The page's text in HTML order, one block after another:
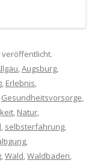
veröffentlicht.
,Augsburg,
, Erlebnis,
Gesundheitsvorsorge,
, Natur,
, selbsterfahrung,
,
,Wald,Waldbaden,